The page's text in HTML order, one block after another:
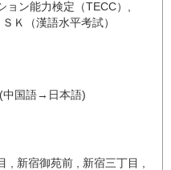
ン能力検定（TECC）
ＳＫ（漢語水平考試）
中国語→日本語)
, 新宿御苑前 , 新宿三丁目 ,